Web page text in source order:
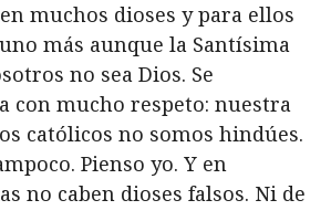
muchos dioses y para ellos
más aunque la Santísima
no sea Dios. Se
con mucho respeto: nuestra
católicos no somos hindúes.
Pienso yo. Y en
no caben dioses falsos. Ni de